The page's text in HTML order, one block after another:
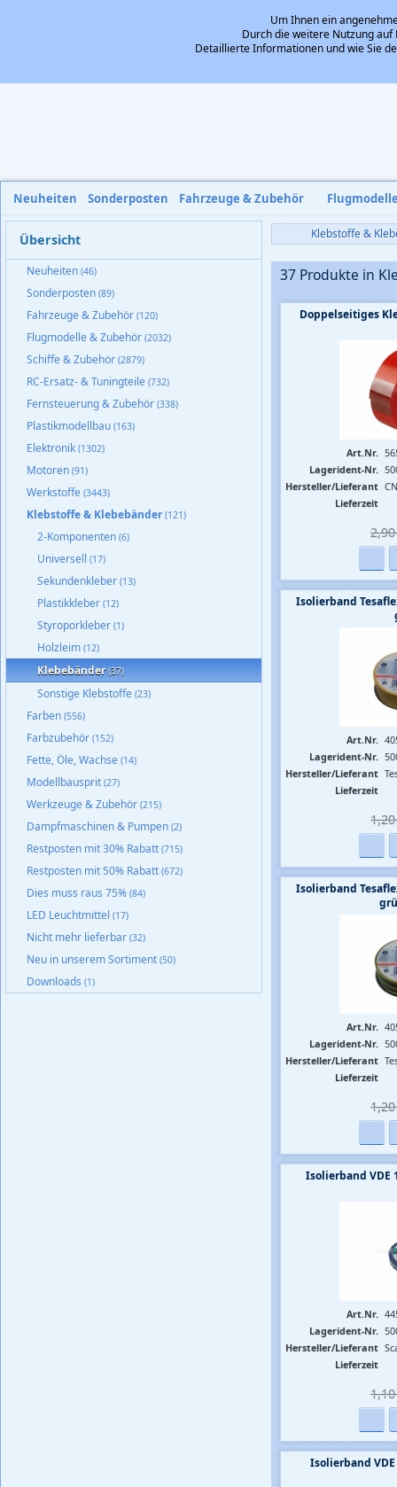
Neuheiten Sonderposten Fahrzeuge & Zubehör
Übersicht
Neuheiten (46)
Sonderposten (89)
Fahrzeuge & Zubehör (120)
Flugmodelle & Zubehör (2032)
Schiffe & Zubehör (2879)
RC-Ersatz- & Tuningteile (732)
Fernsteuerung & Zubehör (338)
Plastikmodellbau (163)
Elektronik (1302)
Motoren (91)
Werkstoffe (3443)
Klebstoffe & Klebebänder(121)
2-Komponenten (6)
Universell (17)
Sekundenkleber (13)
Plastikkleber (12)
Styroporkleber (1)
Holzleim (12)
Klebebänder(37)
Sonstige Klebstoffe (23)
Farben (556)
Farbzubehör (152)
Fette, Öle, Wachse (14)
Modellbausprit (27)
Werkzeuge & Zubehör (215)
Dampfmaschinen & Pumpen (2)
Restposten mit 30% Rabatt (715)
Restposten mit 50% Rabatt (672)
Dies muss raus 75% (84)
LED Leuchtmittel (17)
Nicht mehr lieferbar (32)
Neu in unserem Sortiment (50)
Downloads (1)
Um Ihnen ein
Durch die weitere Nutzung
Detaillierte Informationen und wie Sie
Klebstoffe &
37 Produkte in
Doppelseitiges
Art.Nr.
Lagerident-Nr.
Hersteller/Lieferant
Lieferzeit
2,90
Isolierband
Art.Nr.
Lagerident-Nr.
Hersteller/Lieferant
Lieferzeit
1,20
Isolierband
Art.Nr.
Lagerident-Nr.
Hersteller/Lieferant
Lieferzeit
1,20
Isolierband VDE
Art.Nr.
Lagerident-Nr.
Hersteller/Lieferant
Lieferzeit
1,10
Isolierband